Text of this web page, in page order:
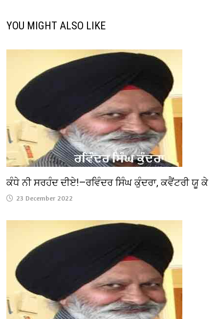
YOU MIGHT ALSO LIKE
ਕੰਧੇ ਨੀ ਸਰਹੰਦ ਦੀਏ!—ਰਵਿੰਦਰ ਸਿੰਘ ਕੁੰਦਰਾ, ਕਵੈਂਟਰੀ ਯੂ ਕੇ
23 December 2022